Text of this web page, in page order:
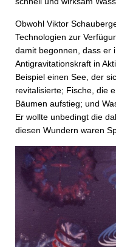
Obwohl Viktor
Technologien zur
damit begonnen, dass er
Antigravitationskraft in
Beispiel einen See, der
revitalisierte; Fische, die
Bäumen aufstieg; und
Er wollte unbedingt die
diesen Wundern waren